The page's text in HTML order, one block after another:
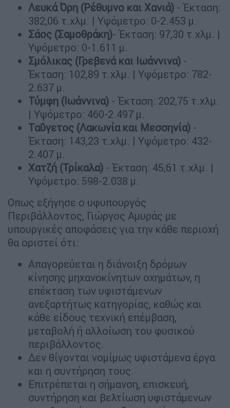
Λευκά Όρη (Ρέθυμνο και Χανιά) - Έκταση:
382,06 τ.χλμ. | Υψόμετρο: 0-2.453 μ.
Σάος (Σαμοθράκη)- Έκταση: 97,30 τ.χλμ. |
Υψόμετρο: 0-1.611 μ.
Σμόλικας (Γρεβενά και Ιωάννινα) -
Έκταση: 102,89 τ.χλμ. | Υψόμετρο: 782-
2.637 μ.
Τύμφη (Ιωάννινα) - Έκταση: 202,75 τ.χλμ.
| Υψόμετρο: 460-2.497 μ.
Ταΰγετος (Λακωνία και Μεσσηνία) -
Έκταση: 143,23 τ.χλμ. | Υψόμετρο: 432-
2.407 μ.
Χατζή (Τρίκαλα) - Έκταση: 45,61 τ.χλμ. |
Υψόμετρο: 598-2.038 μ.
Οπως εξήγησε ο υφυπουργός
Περιβάλλοντος, Γιώργος Αμυράς με
υπουργικές αποφάσεις για την κάθε περιοχή
θα οριστεί ότι:
Απαγορεύεται η διάνοιξη δρόμων
κίνησης μηχανοκίνητων οχημάτων, η
επέκταση των υφιστάμενων
ανεξαρτήτως κατηγορίας, καθώς και
κάθε είδους τεχνική επέμβαση,
μεταβολή ή αλλοίωση του φυσικού
περιβάλλοντος.
Δεν θίγονται νομίμως υφιστάμενα έργα
και η συντήρηση τους.
Επιτρέπεται η σήμανση, επισκευή,
συντήρηση και βελτίωση υφιστάμενων